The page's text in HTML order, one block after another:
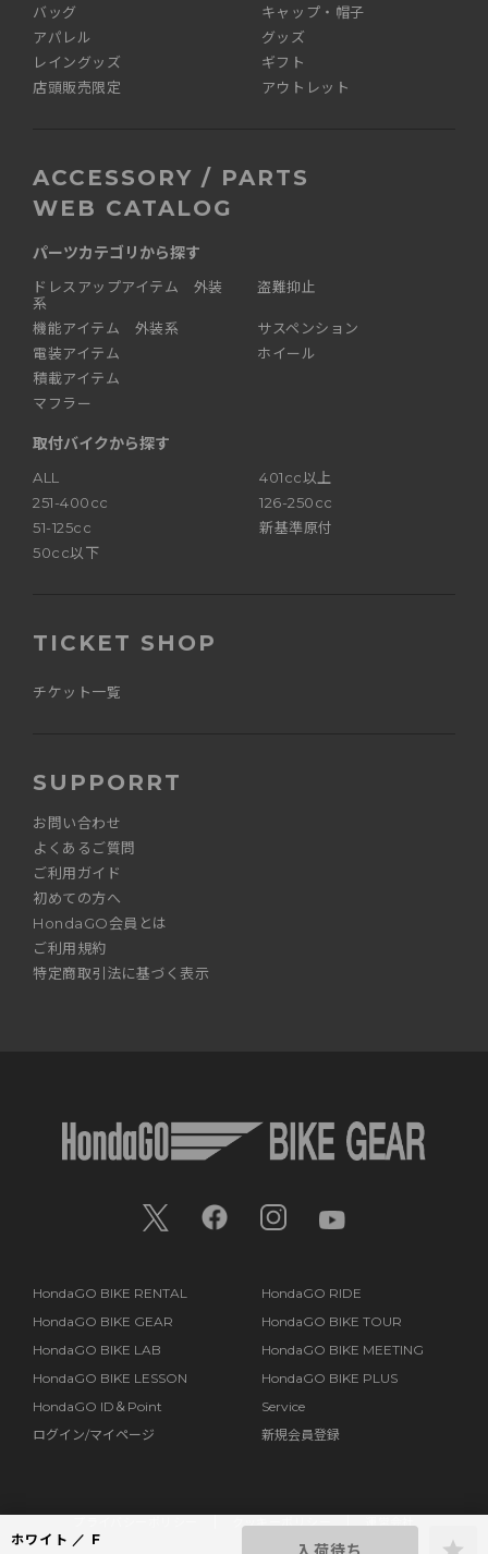
ホワイト F 入荷待ち
バッグ
キャップ・帽子
アパレル
グッズ
レイングッズ
ギフト
店頭販売限定
アウトレット
ACCESSORY / PARTS
WEB CATALOG
パーツカテゴリから探す
ドレスアップアイテム 外装
系
機能アイテム 外装系
電装アイテム
積載アイテム
マフラー
盗難抑止
サスペンション
ホイール
取付バイクから探す
ALL
401cc以上
251-400cc
126-250cc
51-125cc
新基準原付
50cc以下
TICKET SHOP
チケット一覧
SUPPORRT
お問い合わせ
よくあるご質問
ご利用ガイド
初めての方へ
HondaGO会員とは
ご利用規約
特定商取引法に基づく表示
HondaGO BIKE RENTAL
HondaGO RIDE
HondaGO BIKE GEAR
HondaGO BIKE TOUR
HondaGO BIKE LAB
HondaGO BIKE MEETING
HondaGO BIKE LESSON
HondaGO BIKE PLUS
HondaGO ID＆Point
Service
ログイン/マイページ
新規会員登録